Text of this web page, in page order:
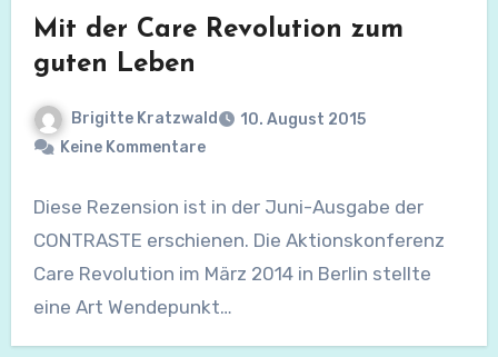
Mit der Care Revolution zum
guten Leben
Brigitte Kratzwald
10. August 2015
Keine Kommentare
Diese Rezension ist in der Juni-Ausgabe der
CONTRASTE erschienen. Die Aktionskonferenz
Care Revolution im März 2014 in Berlin stellte
eine Art Wendepunkt…